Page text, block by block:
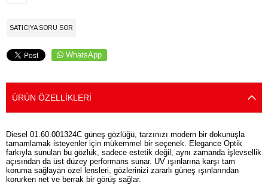
SATICIYA SORU SOR
WhatsApp
ÜRÜN ÖZELLIKLERI
Diesel 01.60.001324C güneş gözlüğü, tarzınızı modern bir dokunuşla
tamamlamak isteyenler için mükemmel bir seçenek. Elegance Optik
farkıyla sunulan bu gözlük, sadece estetik değil, aynı zamanda işlevsellik
açısından da üst düzey performans sunar. UV ışınlarına karşı tam
koruma sağlayan özel lensleri, gözlerinizi zararlı güneş ışınlarından
korurken net ve berrak bir görüş sağlar.